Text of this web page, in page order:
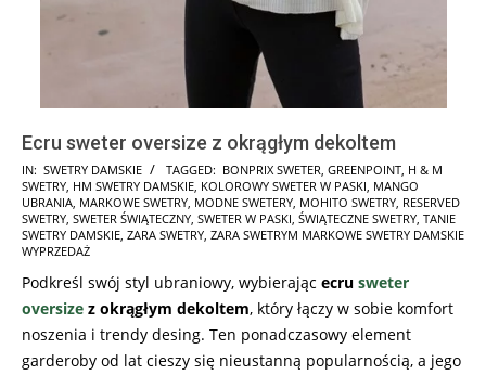
Ecru sweter oversize z okrągłym dekoltem
2025-
11-
17
IN: SWETRY DAMSKIE TAGGED: BONPRIX SWETER GREENPOINT H & M
SWETRY HM SWETRY DAMSKIE KOLOROWY SWETER W PASKI MANGO
UBRANIA MARKOWE SWETRY MODNE SWETERY MOHITO SWETRY RESERVED
SWETRY SWETER ŚWIĄTECZNY SWETER W PASKI ŚWIĄTECZNE SWETRY TANIE
SWETRY DAMSKIE ZARA SWETRY ZARA SWETRYM MARKOWE SWETRY DAMSKIE
WYPRZEDAŻ
Podkreśl swój styl ubraniowy, wybierając ecru sweter
oversize z okrągłym dekoltem, który łączy w sobie komfort
noszenia i trendy desing. Ten ponadczasowy element
garderoby od lat cieszy się nieustanną popularnością, a jego